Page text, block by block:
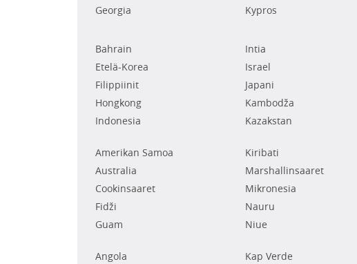
Georgia
Kypros
Bahrain
Etelä-Korea
Filippiinit
Hongkong
Indonesia
Intia
Israel
Japani
Kambodža
Kazakstan
Amerikan Samoa
Australia
Cookinsaaret
Fidži
Guam
Kiribati
Marshallinsaaret
Mikronesia
Nauru
Niue
Angola
Kap Verde